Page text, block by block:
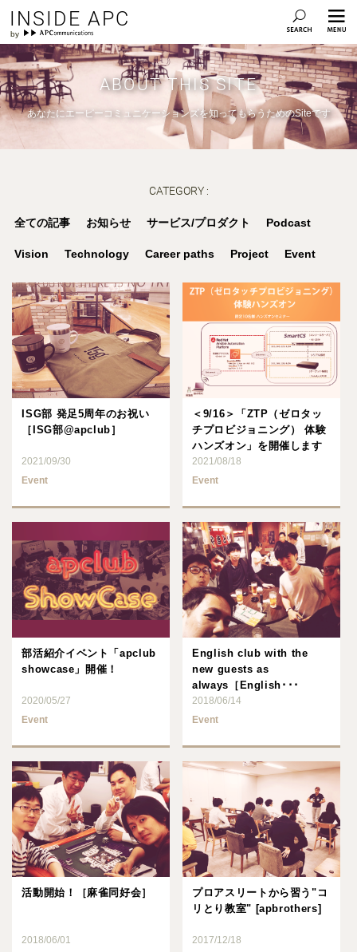
INSIDE APC
ABOUT THIS SITE
あなたにエーピーコミュニケーションズを知ってもらうためのSiteです
CATEGORY :
全ての記事 お知らせ サービス/プロダクト Podcast
Vision Technology Career paths Project Event
ISG部 発足5周年のお祝い
［ISG部@apclub］
2021/09/30
Event
＜9/16＞「ZTP（ゼロタッ
チプロビジョニング） 体験
ハンズオン」を開催します
2021/08/18
Event
部活紹介イベント「apclub
showcase」開催！
2020/05/27
Event
English club with the
new guests as
always［English･･･
2018/06/14
Event
活動開始！［麻雀同好会］
2018/06/01
プロアスリートから習う"コ
リとり教室" [apbrothers]
2017/12/18